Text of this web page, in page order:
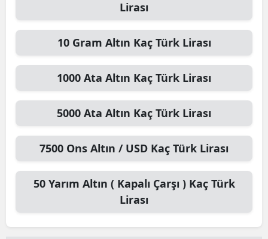
Lirası
10 Gram Altın Kaç Türk Lirası
1000 Ata Altın Kaç Türk Lirası
5000 Ata Altın Kaç Türk Lirası
7500 Ons Altın / USD Kaç Türk Lirası
50 Yarım Altın ( Kapalı Çarşı )Kaç Türk
Lirası